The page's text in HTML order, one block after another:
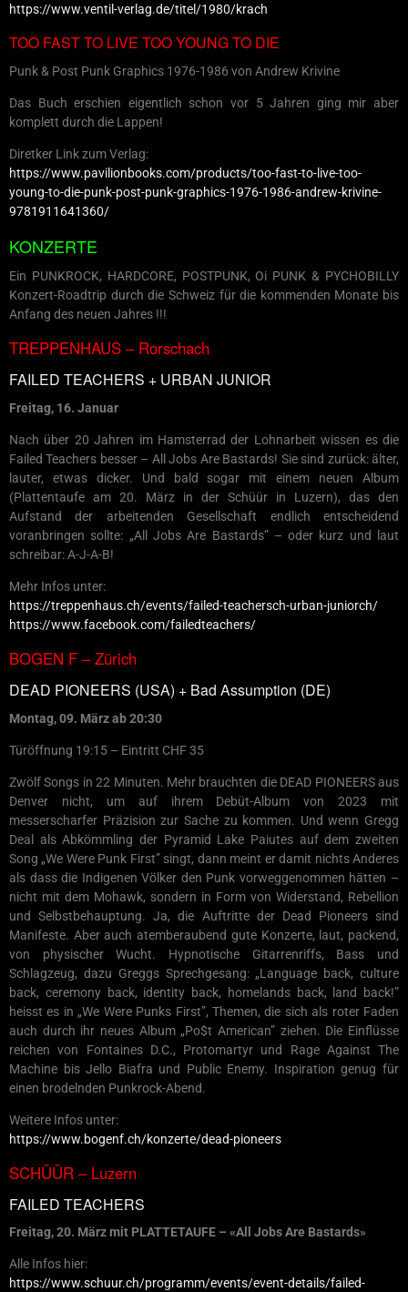
https://www.ventil-verlag.de/titel/1980/krach
TOO FAST TO LIVE TOO YOUNG TO DIE
Punk & Post Punk Graphics 1976-1986 von Andrew Krivine
Das Buch erschien eigentlich schon vor 5 Jahren ging mir aber
komplett durch die Lappen!
Diretker Link zum Verlag:
https://www.pavilionbooks.com/products/too-fast-to-live-too-
young-to-die-punk-post-punk-graphics-1976-1986-andrew-krivine-
9781911641360/
KONZERTE
Ein PUNKROCK, HARDCORE, POSTPUNK, Oi PUNK & PYCHOBILLY
Konzert-Roadtrip durch die Schweiz für die kommenden Monate bis
Anfang des neuen Jahres !!!
TREPPENHAUS – Rorschach
FAILED TEACHERS + URBAN JUNIOR
Freitag, 16. Januar
Nach über 20 Jahren im Hamsterrad der Lohnarbeit wissen es die
Failed Teachers besser – All Jobs Are Bastards! Sie sind zurück: älter,
lauter, etwas dicker. Und bald sogar mit einem neuen Album
(Plattentaufe am 20. März in der Schüür in Luzern), das den
Aufstand der arbeitenden Gesellschaft endlich entscheidend
voranbringen sollte: „All Jobs Are Bastards” – oder kurz und laut
schreibar: A-J-A-B!
Mehr Infos unter:
https://treppenhaus.ch/events/failed-teachersch-urban-juniorch/
https://www.facebook.com/failedteachers/
BOGEN F – Zürich
DEAD PIONEERS (USA) + Bad Assumption (DE)
Montag, 09. März ab 20:30
Türöffnung 19:15 – Eintritt CHF 35
Zwölf Songs in 22 Minuten. Mehr brauchten die DEAD PIONEERS aus
Denver nicht, um auf ihrem Debüt-Album von 2023 mit
messerscharfer Präzision zur Sache zu kommen. Und wenn Gregg
Deal als Abkömmling der Pyramid Lake Paiutes auf dem zweiten
Song „We Were Punk First” singt, dann meint er damit nichts Anderes
als dass die Indigenen Völker den Punk vorweggenommen hätten –
nicht mit dem Mohawk, sondern in Form von Widerstand, Rebellion
und Selbstbehauptung. Ja, die Auftritte der Dead Pioneers sind
Manifeste. Aber auch atemberaubend gute Konzerte, laut, packend,
von physischer Wucht. Hypnotische Gitarrenriffs, Bass und
Schlagzeug, dazu Greggs Sprechgesang: „Language back, culture
back, ceremony back, identity back, homelands back, land back!”
heisst es in „We Were Punks First”, Themen, die sich als roter Faden
auch durch ihr neues Album „Po$t American” ziehen. Die Einflüsse
reichen von Fontaines D.C., Protomartyr und Rage Against The
Machine bis Jello Biafra und Public Enemy. Inspiration genug für
einen brodelnden Punkrock-Abend.
Weitere Infos unter:
https://www.bogenf.ch/konzerte/dead-pioneers
SCHÜÜR – Luzern
FAILED TEACHERS
Freitag, 20. März mit PLATTETAUFE – «All Jobs Are Bastards»
Alle Infos hier:
https://www.schuur.ch/programm/events/event-details/failed-